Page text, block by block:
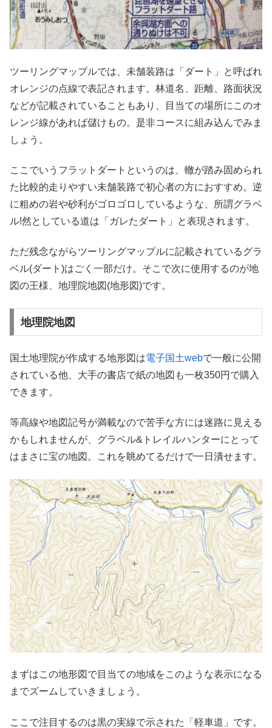
ツーリングマップルでは、未舗装路は「ダート」と呼ばれ
オレンジの点線で表記されます。林道名、距離、路面状況
などが記載されていることもあり、目当ての場所にこのオ
レンジ線があれば儲けもの。是非コースに組み込んでみま
しょう。
ここでいうフラットダートというのは、轍が踏み固められ
た比較的走りやすい未舗装路で初心者の方におすすめ。逆
に粗めの岩や砂利がゴロゴロしているような、所謂グラベ
ル!然としている道は「ガレたダート」と表現されます。
ただ残念ながらツーリングマップルに記載されているグラ
ベル(ダート)はごく一部だけ。そこで次に使用するのが地
図の王様、地理院地図(地形図)です。
地理院地図
国土地理院が作成する地形図は電子国土webで一般に公開
されている他、大手の書店で紙の地図も一枚350円で購入
できます。
等高線や地図記号が満載なので苦手な方には迷路に見える
かもしれませんが、グラベル&トレイルハンターにとって
はまさに宝の地図。これを眺めてるだけで一日潰せます。
まずはこの地形図で目当ての地域をこのような表示になる
までズームしていきましょう。
ここで注目するのは黒の実線で示された「軽車道」です。